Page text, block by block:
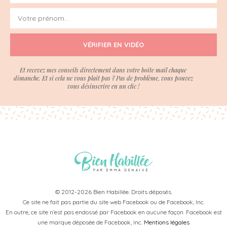
VÉRIFIER EN VIDÉO
Et recevez mes conseils directement dans votre boite mail chaque
dimanche. Et si cela ne vous plait pas ? Pas de problème, vous pouvez
vous désinscrire en un clic !
© 2012-2026 Bien Habillée. Droits déposés.
Ce site ne fait pas partie du site web Facebook ou de Facebook, Inc.
En outre, ce site n’est pas endossé par Facebook en aucune façon. Facebook est
une marque déposée de Facebook, Inc. Mentions légales